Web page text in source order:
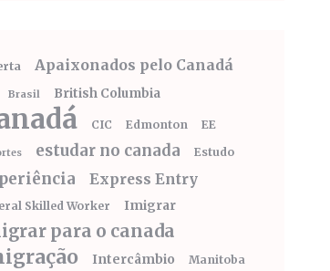
Apaixonados pelo Canadá
Brasil British Columbia
CIC Edmonton EE
estudar no canada Estudo
Express Entry
Skilled Worker Imigrar
para o canada
Intercâmbio Manitoba